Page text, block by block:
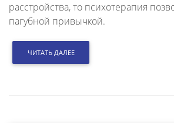
расстройства, то психотерапия
пагубной привычкой.
ЧИТАТЬ ДАЛЕЕ